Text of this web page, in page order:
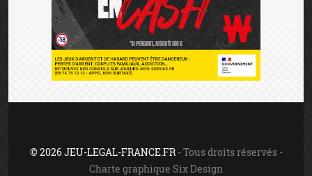
© 2026 JEU-LEGAL-FRANCE.FR- Tous droits réservés -
Charte graphique Six Design